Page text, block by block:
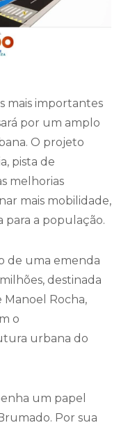
mais importantes
por um amplo
O projeto
pista de
melhorias
mais mobilidade,
para a população.
de uma emenda
destinada
Manoel Rocha,
o
urbana do
um papel
Por sua